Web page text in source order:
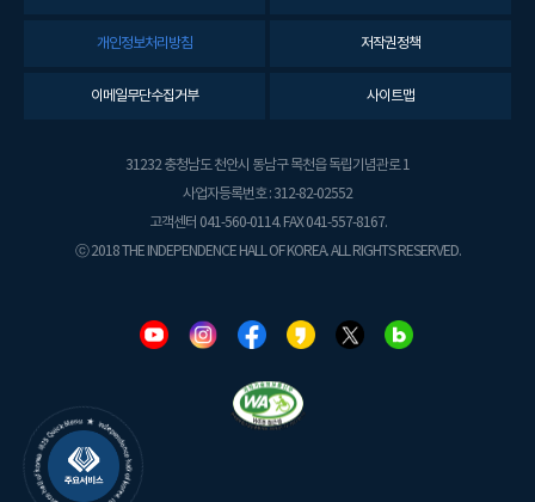
개인정보처리방침 저작권정책
이메일무단수집거부 사이트맵
31232 충청남도 천안시 동남구 목천읍 독립기념관로 1
사업자등록번호 : 312-82-02552
고객센터 041-560-0114. FAX 041-557-8167.
ⓒ 2018 THE INDEPENDENCE HALL OF KOREA. ALL RIGHTS RESERVED.